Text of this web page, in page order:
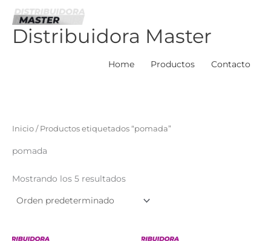
contenido
Distribuidora Master
Home Productos Contacto
Inicio / Productos etiquetados “pomada”
pomada
Mostrando los 5 resultados